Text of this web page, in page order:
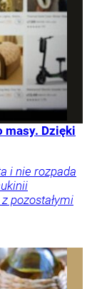
masy. Dzięki
i nie rozpada
pozostałymi